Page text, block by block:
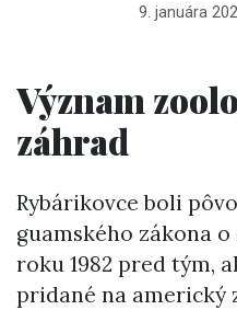
9. januára
Význam
záhrad
Rybárikovce boli
guamského zákona
roku 1982 pred tým,
pridané na americký